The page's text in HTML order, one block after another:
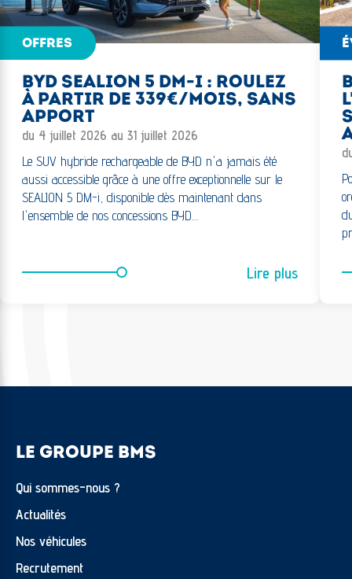
OFFRES
BYD SEALION 5 DM-I : ROULEZ
À PARTIR DE 339€/MOIS, SANS
APPORT
du 4 juillet 2026 au 31 juillet 2026
Le SUV hybride rechargeable de BYD n'a jamais été
aussi accessible grâce à une offre exceptionnelle sur le
SEALION 5 DM-i, disponible dès maintenant dans
l'ensemble de nos concessions BYD…
Lire plus
LE GROUPE BMS
Qui sommes-nous ?
Actualités
Nos véhicules
Recrutement